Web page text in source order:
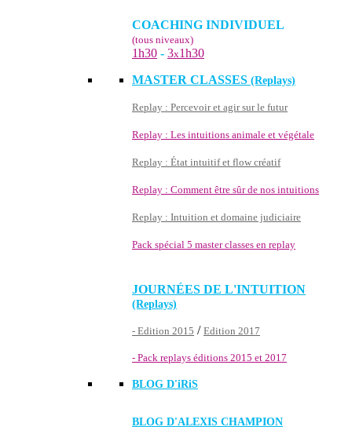
COACHING INDIVIDUEL
(tous niveaux)
1h30 - 3x1h30
MASTER CLASSES (Replays)
Replay : Percevoir et agir sur le futur
Replay : Les intuitions animale et végétale
Replay : État intuitif et flow créatif
Replay : Comment être sûr de nos intuitions
Replay : Intuition et domaine judiciaire
Pack spécial 5 master classes en replay
JOURNÉES DE L'INTUITION
(Replays)
- Edition 2015 / Edition 2017
- Pack replays éditions 2015 et 2017
BLOG D'iRiS
BLOG D'ALEXIS CHAMPION